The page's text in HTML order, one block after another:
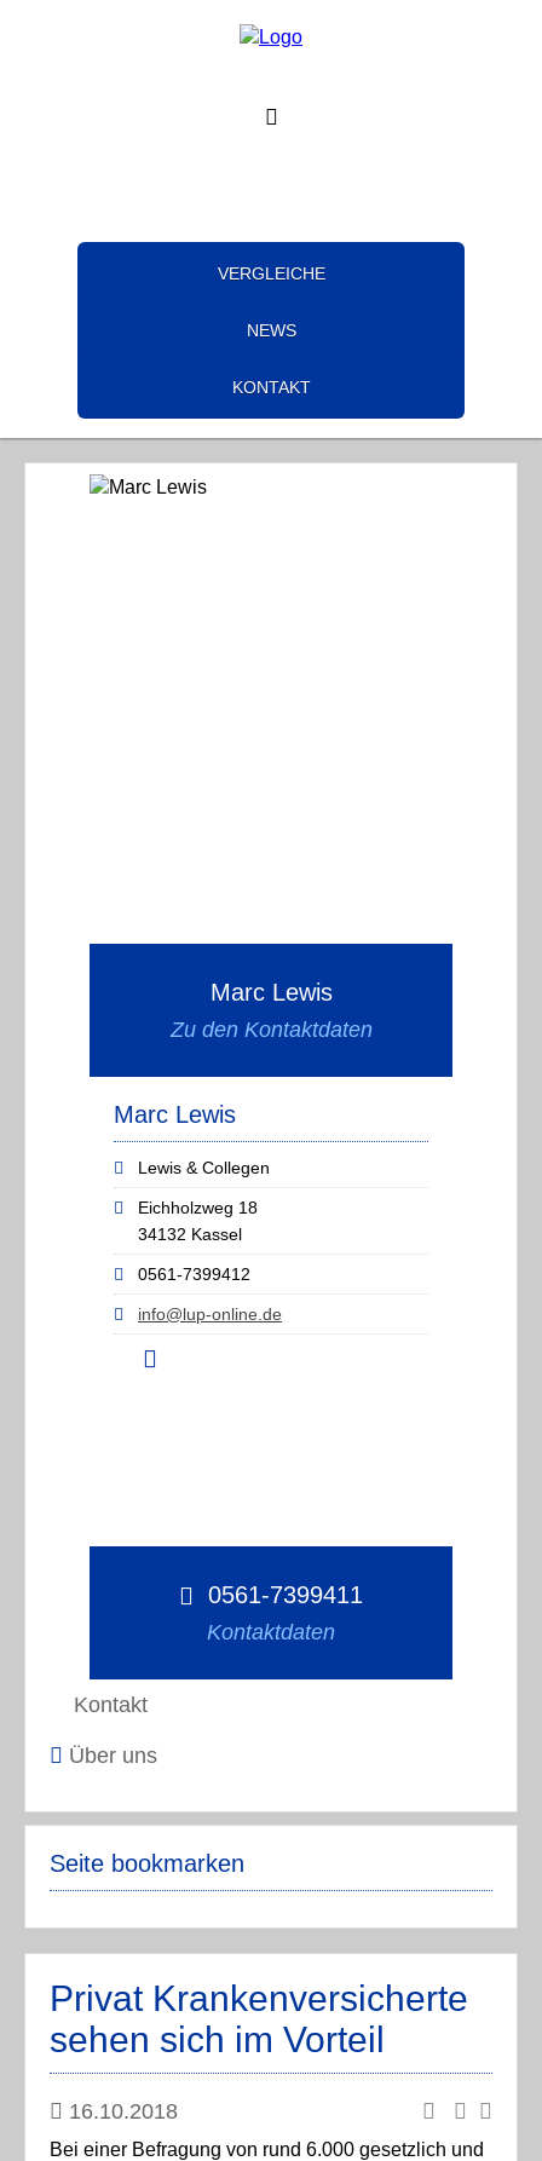
VERGLEICHE
NEWS
KONTAKT
Marc Lewis
Zu den Kontaktdaten
Marc Lewis
Lewis & Collegen
Eichholzweg 18
34132 Kassel
0561-7399412
info@lup-online.de
0561-7399411
Kontaktdaten
Kontakt
Über uns
Seite bookmarken
Privat Krankenversicherte
sehen sich im Vorteil
16.10.2018
Bei einer Befragung von rund 6.000 gesetzlich und